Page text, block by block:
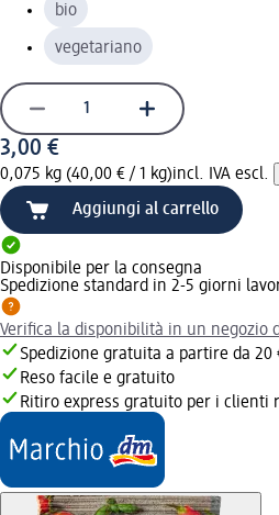
bio
vegetariano
3,00 €
0,075 kg (40,00 € / 1 kg)incl. IVA escl.
Aggiungi al carrello
Disponibile per la consegna
Spedizione standard in 2-5 giorni
Verifica la disponibilità in un negozio
Spedizione gratuita a partire da 20
Reso facile e gratuito
Ritiro express gratuito per i clienti